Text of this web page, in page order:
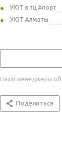
УЮТ в тц Апорт
УЮТ Алматы
Наши менеджеры
Поделиться